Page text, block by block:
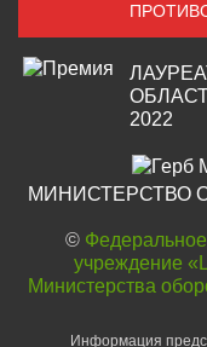
2022
МИНИСТЕРСТВО
©
учреждение
Министерства
Информация